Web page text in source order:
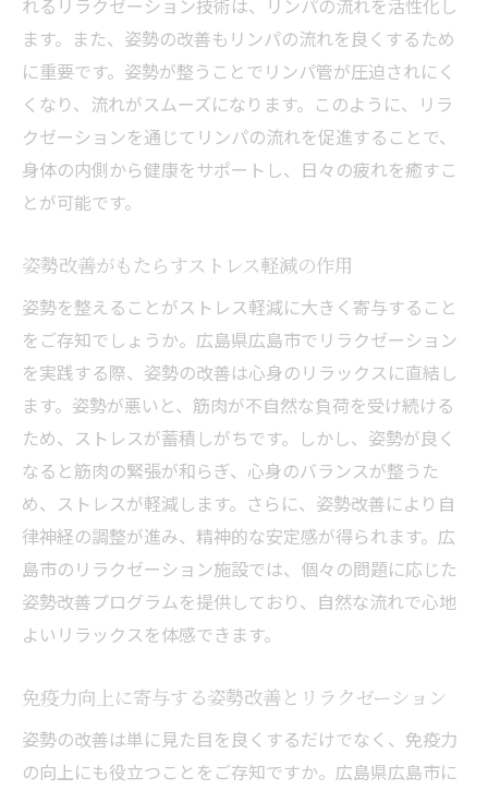
れるリラクゼーション技術は、リンパの流れを活性化し
ます。また、姿勢の改善もリンパの流れを良くするため
に重要です。姿勢が整うことでリンパ管が圧迫されにく
くなり、流れがスムーズになります。このように、リラ
クゼーションを通じてリンパの流れを促進することで、
身体の内側から健康をサポートし、日々の疲れを癒すこ
とが可能です。
姿勢改善がもたらすストレス軽減の作用
姿勢を整えることがストレス軽減に大きく寄与すること
をご存知でしょうか。広島県広島市でリラクゼーション
を実践する際、姿勢の改善は心身のリラックスに直結し
ます。姿勢が悪いと、筋肉が不自然な負荷を受け続ける
ため、ストレスが蓄積しがちです。しかし、姿勢が良く
なると筋肉の緊張が和らぎ、心身のバランスが整うた
め、ストレスが軽減します。さらに、姿勢改善により自
律神経の調整が進み、精神的な安定感が得られます。広
島市のリラクゼーション施設では、個々の問題に応じた
姿勢改善プログラムを提供しており、自然な流れで心地
よいリラックスを体感できます。
免疫力向上に寄与する姿勢改善とリラクゼーション
姿勢の改善は単に見た目を良くするだけでなく、免疫力
の向上にも役立つことをご存知ですか。広島県広島市に